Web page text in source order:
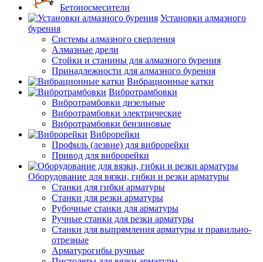
Бетоносмесители
Установки алмазного
бурения
Системы алмазного сверления
Алмазные дрели
Стойки и станины для алмазного бурения
Принадлежности для алмазного бурения
Вибрационные катки
Вибротрамбовки
Вибротрамбовки дизельные
Вибротрамбовки электрические
Вибротрамбовки бензиновые
Виброрейки
Профиль (лезвие) для виброрейки
Привод для виброрейки
Оборудование для вязки, гибки и резки арматуры
Станки для гибки арматуры
Станки для резки арматуры
Рубочные станки для арматуры
Ручные станки для резки арматуры
Станки для выпрямления арматуры и правильно-
отрезные
Арматурогибы ручные